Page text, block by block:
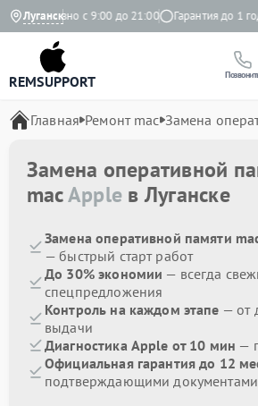
Луганск
Ежедневно с 9:00 до 21:00 Гарантия до 1 года
REMSUPPORT
Главная Ремонт mac Замена
Замена оперативной
macApple в Луганске
Замена оперативной памяти
— быстрый старт работ
До 30% экономии — всегда
спецпредложения
Контроль на каждом этапе — от
выдачи
Диагностика Apple от 10 мин —
Официальная гарантия до 12
подтверждающими документами